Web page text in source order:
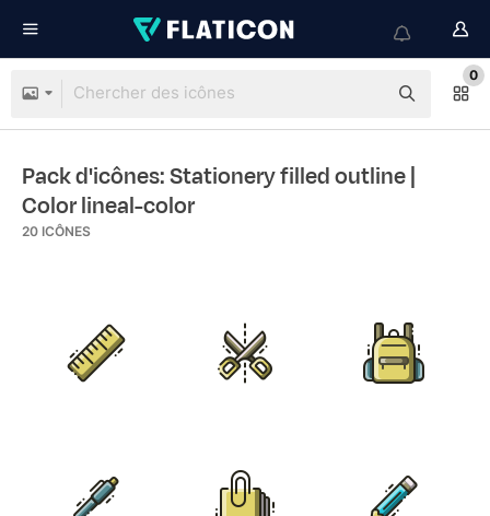
0
Pack d'icônes: Stationery filled outline|
Color lineal-color
20 ICÔNES